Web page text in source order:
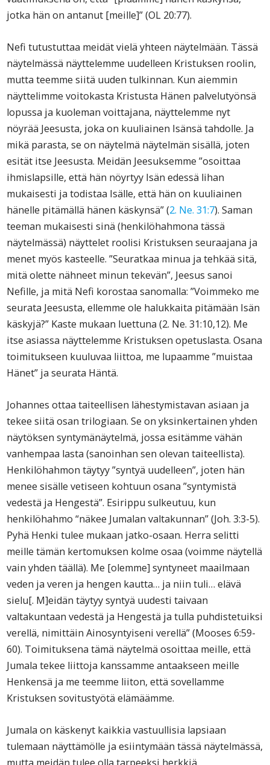
jotka hän on antanut [meille]” (OL 20:77).
Nefi tutustuttaa meidät vielä yhteen näytelmään. Tässä
näytelmässä näyttelemme uudelleen Kristuksen roolin,
mutta teemme siitä uuden tulkinnan. Kun aiemmin
näyttelimme voitokasta Kristusta Hänen palvelutyönsä
lopussa ja kuoleman voittajana, näyttelemme nyt
nöyrää Jeesusta, joka on kuuliainen Isänsä tahdolle. Ja
mikä parasta, se on näytelmä näytelmän sisällä, joten
esität itse Jeesusta. Meidän Jeesuksemme ”osoittaa
ihmislapsille, että hän nöyrtyy Isän edessä lihan
mukaisesti ja todistaa Isälle, että hän on kuuliainen
hänelle pitämällä hänen käskynsä” (2. Ne. 31:7). Saman
teeman mukaisesti sinä (henkilöhahmona tässä
näytelmässä) näyttelet roolisi Kristuksen seuraajana ja
menet myös kasteelle. ”Seuratkaa minua ja tehkää sitä,
mitä olette nähneet minun tekevän”, Jeesus sanoi
Nefille, ja mitä Nefi korostaa sanomalla: ”Voimmeko me
seurata Jeesusta, ellemme ole halukkaita pitämään Isän
käskyjä?” Kaste mukaan luettuna (2. Ne. 31:10,12). Me
itse asiassa näyttelemme Kristuksen opetuslasta. Osana
toimitukseen kuuluvaa liittoa, me lupaamme ”muistaa
Hänet” ja seurata Häntä.
Johannes ottaa taiteellisen lähestymistavan asiaan ja
tekee siitä osan trilogiaan. Se on yksinkertainen yhden
näytöksen syntymänäytelmä, jossa esitämme vähän
vanhempaa lasta (sanoinhan sen olevan taiteellista).
Henkilöhahmon täytyy ”syntyä uudelleen”, joten hän
menee sisälle vetiseen kohtuun osana ”syntymistä
vedestä ja Hengestä”. Esirippu sulkeutuu, kun
henkilöhahmo “näkee Jumalan valtakunnan” (Joh. 3:3-5).
Pyhä Henki tulee mukaan jatko-osaan. Herra selitti
meille tämän kertomuksen kolme osaa (voimme näytellä
vain yhden täällä). Me [olemme] syntyneet maailmaan
veden ja veren ja hengen kautta… ja niin tuli… elävä
sielu[. M]eidän täytyy syntyä uudesti taivaan
valtakuntaan vedestä ja Hengestä ja tulla puhdistetuiksi
verellä, nimittäin Ainosyntyiseni verellä” (Mooses 6:59-
60). Toimituksena tämä näytelmä osoittaa meille, että
Jumala tekee liittoja kanssamme antaakseen meille
Henkensä ja me teemme liiton, että sovellamme
Kristuksen sovitustyötä elämäämme.
Jumala on käskenyt kaikkia vastuullisia lapsiaan
tulemaan näyttämölle ja esiintymään tässä näytelmässä,